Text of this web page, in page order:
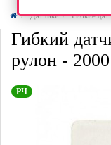
Датчики Гибкие
Гибкий
рулон -
РЧ